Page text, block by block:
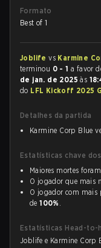
Formato
Best of 1
Joblifevs Karmine
terminou 0 - 1 a favor
de jan. de 2025às
do LFL Kickoff 2025
Detalhes da partida
Karmine Corp Blue
Estatísticas chave
Maiores mortes
O jogador que mais
O jogador com mais
de100% .
Estatísticas Head-to-
Joblife e Karmine Corp